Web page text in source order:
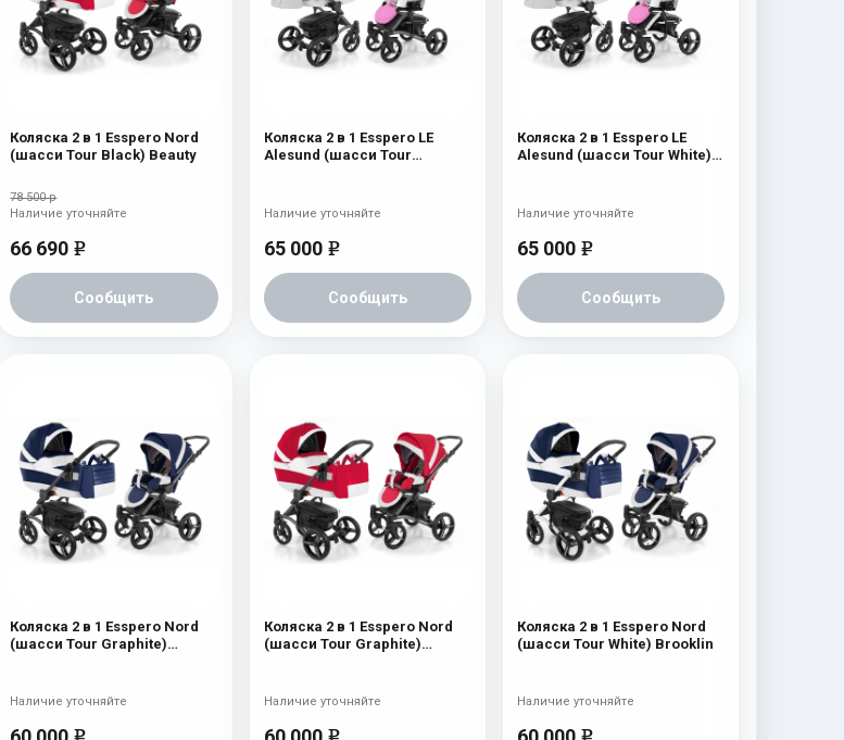
Коляска 2 в 1 Esspero Nord
(шасси Tour Black) Beauty
78 500 р
66 690 e
Сообщить
Наличие уточняйте
Коляска 2 в 1 Esspero LE
Alesund (шасси Tour
65 000 e
Сообщить
Наличие уточняйте
Коляска 2 в 1 Esspero LE
Alesund (шасси Tour White)
65 000 e
Сообщить
Наличие уточняйте
Коляска 2 в 1 Esspero Nord
(шасси Tour Graphite)
e
Наличие уточняйте
Коляска 2 в 1 Esspero Nord
(шасси Tour Graphite)
e
Наличие уточняйте
Коляска 2 в 1 Esspero Nord
(шасси Tour White) Brooklin
e
Наличие уточняйте